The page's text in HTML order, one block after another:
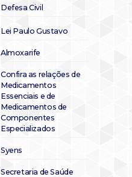
Defesa Civil
Lei Paulo Gustavo
Almoxarife
Confira as relações de
Medicamentos
Essenciais e de
Medicamentos de
Componentes
Especializados
Syens
Secretaria de Saúde